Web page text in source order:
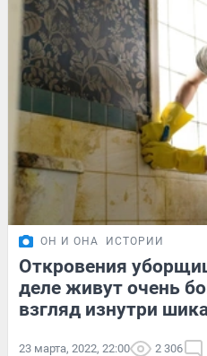
ОН И ОНА ИСТОРИИ
Откровения
деле живут очень
взгляд изнутри
23 марта, 2022, 22:00 2 306